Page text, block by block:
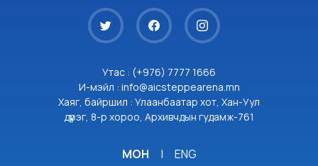
Утас : (+976) 7777 1666
И-мэйл : info@aicsteppearena.mn
Хаяг, байршил : Улаанбаатар хот, Хан-Уул
дүүрэг, 8-р хороо, Архивчдын гудамж-761
МОН | ENG